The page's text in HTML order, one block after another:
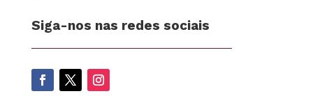
Siga-nos nas redes sociais